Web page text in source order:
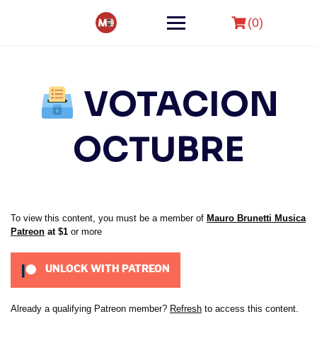
(0)
VOTACION
OCTUBRE
To view this content, you must be a member of Mauro Brunetti Musica
Patreon at $1 or more
UNLOCK WITH PATREON
Already a qualifying Patreon member? Refresh to access this content.